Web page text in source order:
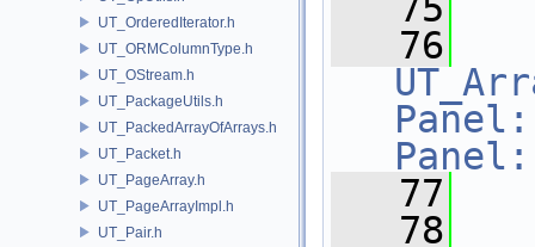
UT_OrderedIterator.h
UT_ORMColumnType.h
UT_OStream.h
UT_PackageUtils.h
UT_PackedArrayOfArrays.h
UT_Packet.h
UT_PageArray.h
UT_PageArrayImpl.h
UT_Pair.h
   76
   77
   78